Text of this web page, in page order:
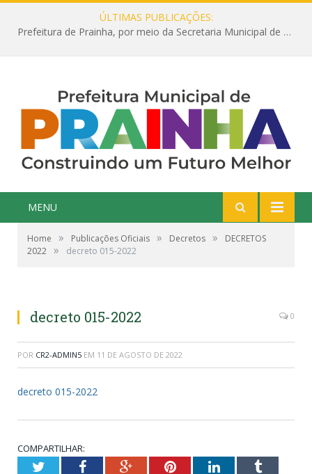
ÚLTIMAS PUBLICAÇÕES:
Prefeitura de Prainha, por meio da Secretaria Municipal de Educação, abre 354 vagas na área da Educação para 2025 com processo seletivo simplificado
MENU
Home » Publicações Oficiais » Decretos »
DECRETOS
2022 » decreto 015-2022
decreto 015-2022 0
POR CR2-ADMIN5 EM 11 DE AGOSTO DE 2022
decreto 015-2022
COMPARTILHAR:
TwitterFacebookGoogle+PinterestLinkedInTumblr